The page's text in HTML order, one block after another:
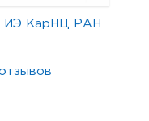
ИЭ КарНЦ РАН